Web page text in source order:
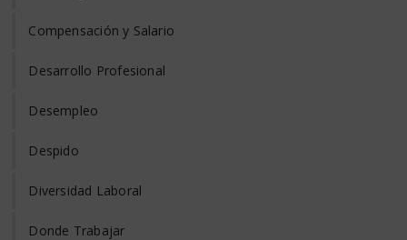
Compensación y Salario
Desarrollo Profesional
Desempleo
Despido
Diversidad Laboral
Donde Trabajar